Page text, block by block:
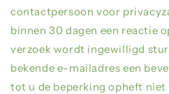
contactpersoon voor
binnen 30 dagen een reactie
verzoek wordt ingewilligd
bekende e-mailadres een
tot u de beperking opheft